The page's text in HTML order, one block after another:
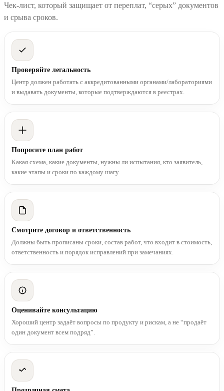
Чек-лист, который защищает от переплат, “серых” документов
и срыва сроков.
Проверяйте легальность
Центр должен работать с аккредитованными органами/лабораториями
и выдавать документы, которые подтверждаются в реестрах.
Попросите план работ
Какая схема, какие документы, нужны ли испытания, кто заявитель,
какие этапы и сроки по каждому шагу.
Смотрите договор и ответственность
Должны быть прописаны сроки, состав работ, что входит в стоимость,
ответственность и порядок исправлений при замечаниях.
Оценивайте консультацию
Хороший центр задаёт вопросы по продукту и рискам, а не “продаёт
один документ всем подряд”.